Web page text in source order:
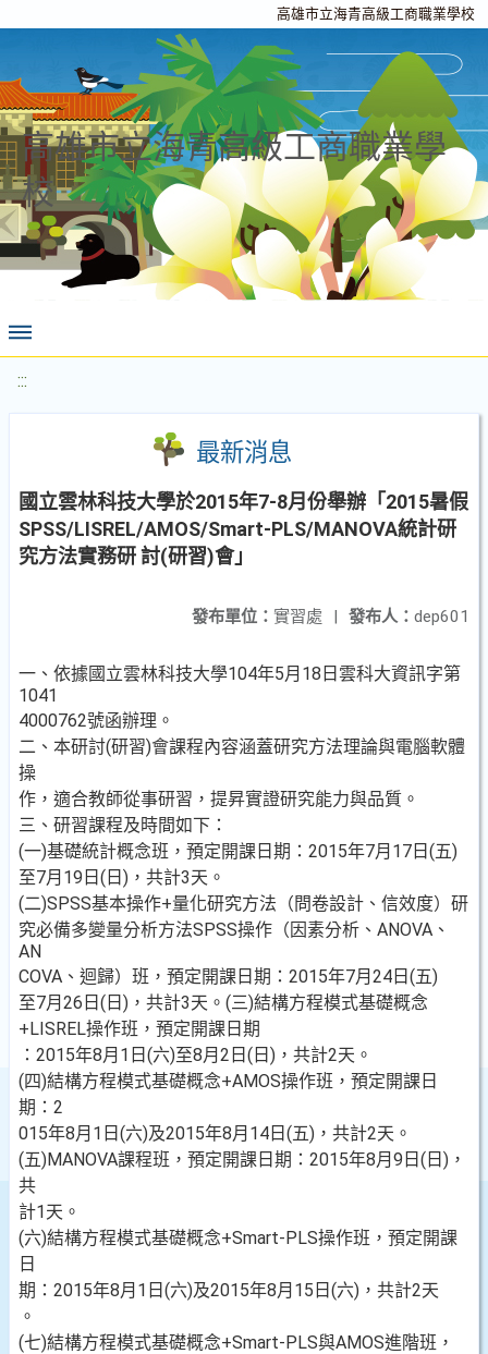
高雄市立海青高級工商職業學校
高雄市立海青高級工商職業學
校
:::
最新消息
國立雲林科技大學於2015年7-8月份舉辦「2015暑假
SPSS/LISREL/AMOS/Smart-PLS/MANOVA統計研
究方法實務研 討(研習)會」
發布人： dep601
發布單位： 實習處 |
一、依據國立雲林科技大學104年5月18日雲科大資訊字第
1041
4000762號函辦理。
二、本研討(研習)會課程內容涵蓋研究方法理論與電腦軟體
操
作，適合教師從事研習，提昇實證研究能力與品質。
三、研習課程及時間如下：
(一)基礎統計概念班，預定開課日期：2015年7月17日(五)
至7月19日(日)，共計3天。
(二)SPSS基本操作+量化研究方法（問卷設計、信效度）研
究必備多變量分析方法SPSS操作（因素分析、ANOVA、
AN
COVA、迴歸）班，預定開課日期：2015年7月24日(五)
至7月26日(日)，共計3天。(三)結構方程模式基礎概念
+LISREL操作班，預定開課日期
：2015年8月1日(六)至8月2日(日)，共計2天。
(四)結構方程模式基礎概念+AMOS操作班，預定開課日
期：2
015年8月1日(六)及2015年8月14日(五)，共計2天。
(五)MANOVA課程班，預定開課日期：2015年8月9日(日)，
共
計1天。
(六)結構方程模式基礎概念+Smart-PLS操作班，預定開課
日
期：2015年8月1日(六)及2015年8月15日(六)，共計2天
。
(七)結構方程模式基礎概念+Smart-PLS與AMOS進階班，